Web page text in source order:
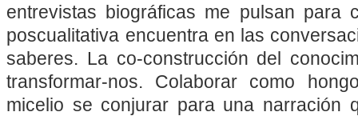
entrevistas biográficas me pulsan para
poscualitativa encuentra en las
saberes. La co-construcción del
transformar-nos. Colaborar como
micelio se conjurar para una narración